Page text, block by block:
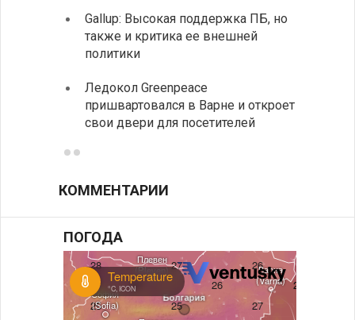
Gallup: Высокая поддержка ПБ, но
также и критика ее внешней
политики
Ледокол Greenpeace
пришвартовался в Варне и откроет
свои двери для посетителей
КОММЕНТАРИИ
ПОГОДА